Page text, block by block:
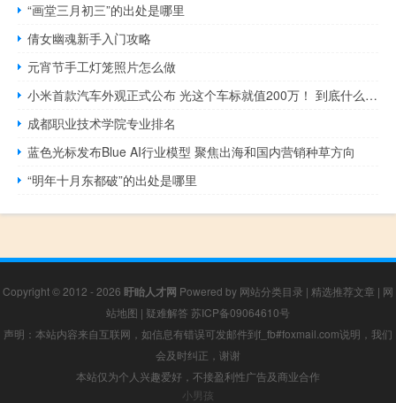
“画堂三月初三”的出处是哪里
倩女幽魂新手入门攻略
元宵节手工灯笼照片怎么做
小米首款汽车外观正式公布 光这个车标就值200万！ 到底什么情况嘞
成都职业技术学院专业排名
蓝色光标发布Blue AI行业模型 聚焦出海和国内营销种草方向
“明年十月东都破”的出处是哪里
Copyright © 2012 - 2026 盱眙人才网 Powered by 网站分类目录 | 精选推荐文章 | 网
站地图 | 疑难解答 苏ICP备09064610号
声明：本站内容来自互联网，如信息有错误可发邮件到f_fb#foxmail.com说明，我们
会及时纠正，谢谢
本站仅为个人兴趣爱好，不接盈利性广告及商业合作
小男孩